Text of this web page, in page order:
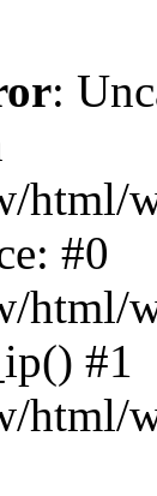
:
html/
#0
html/
#1
html/